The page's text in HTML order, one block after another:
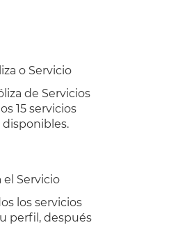
o Servicio
de Servicios
15 servicios
el Servicio
los servicios
perfil, después